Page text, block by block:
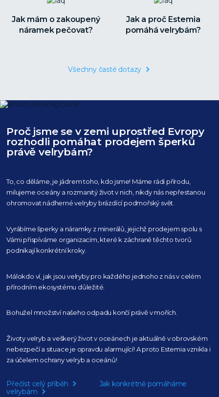
Jak mám o zakoupený
náramek pečovat?
Jak a proč Estemia
pomáhá velrybám?
Všechny časté dotazy
Proč jsme se v zemi uprostřed Evropy
rozhodli pomáhat prodejem šperků
právě velrybám?
To, co děláme, je jádrem toho, kdo jsme! Máme rádi přírodu,
milujeme oceány a rozmanitý život v nich, nikdy nás nepřestanou
ohromovat nádherné velryby brázdící podmořský svět.
Vyrábíme šperky a náramky z minerálů, jejichž prodejem spolu s
Vámi přispíváme organizacím, které k záchraně těchto tvorů
podnikají konkrétní kroky.
Málokdo ví, jak jsou velryby pro každého jednoho z nás v celém
přírodním ekosystému důležité.
Bohužel množství našeho odpadu končí právě v mořích.
Životy velryb a veškerý život v oceánech je aktuálněv obrovském
nebezpečí a situace je opravdu alarmující! A proto Estemia vznikla i
za účelem ochrany velryb a oceánů!
Přečíst celý příběh
Jak konkrétně pomáháme
velrybám